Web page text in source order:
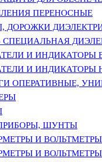
ПЕРЕНОСНЫЕ
ДОРОЖКИ
СПЕЦИАЛЬНАЯ
И ИНДИКАТОРЫ
И ИНДИКАТОРЫ
ОПЕРАТИВНЫЕ,
ШУНТЫ
И
И